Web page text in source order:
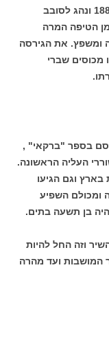
1877 ביאסי שברומניה. הוא עלה לארץ ב-1882 ונהג לסובב
הטיפה המרה
ומשפץ. את הגירסה
מכוסים שברי
בספר "ברקאי" ,
משוררי העליה הראשונה.
וגם הגיעו
ומכולם השפיע
בן תשעה בתים.
וזה החל להיות
המושבות ועד מהרה